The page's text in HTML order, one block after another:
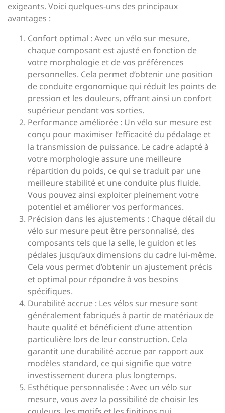
exigeants. Voici quelques-uns des principaux
avantages :
Confort optimal : Avec un vélo sur mesure,
chaque composant est ajusté en fonction de
votre morphologie et de vos préférences
personnelles. Cela permet d’obtenir une position
de conduite ergonomique qui réduit les points de
pression et les douleurs, offrant ainsi un confort
supérieur pendant vos sorties.
Performance améliorée : Un vélo sur mesure est
conçu pour maximiser l’efficacité du pédalage et
la transmission de puissance. Le cadre adapté à
votre morphologie assure une meilleure
répartition du poids, ce qui se traduit par une
meilleure stabilité et une conduite plus fluide.
Vous pouvez ainsi exploiter pleinement votre
potentiel et améliorer vos performances.
Précision dans les ajustements : Chaque détail du
vélo sur mesure peut être personnalisé, des
composants tels que la selle, le guidon et les
pédales jusqu’aux dimensions du cadre lui-même.
Cela vous permet d’obtenir un ajustement précis
et optimal pour répondre à vos besoins
spécifiques.
Durabilité accrue : Les vélos sur mesure sont
généralement fabriqués à partir de matériaux de
haute qualité et bénéficient d’une attention
particulière lors de leur construction. Cela
garantit une durabilité accrue par rapport aux
modèles standard, ce qui signifie que votre
investissement durera plus longtemps.
Esthétique personnalisée : Avec un vélo sur
mesure, vous avez la possibilité de choisir les